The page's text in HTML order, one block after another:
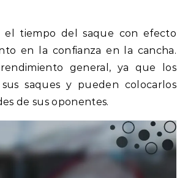
el tiempo del saque con efecto
en la confianza en la cancha.
general, ya que los
saques y pueden colocarlos
de sus oponentes.